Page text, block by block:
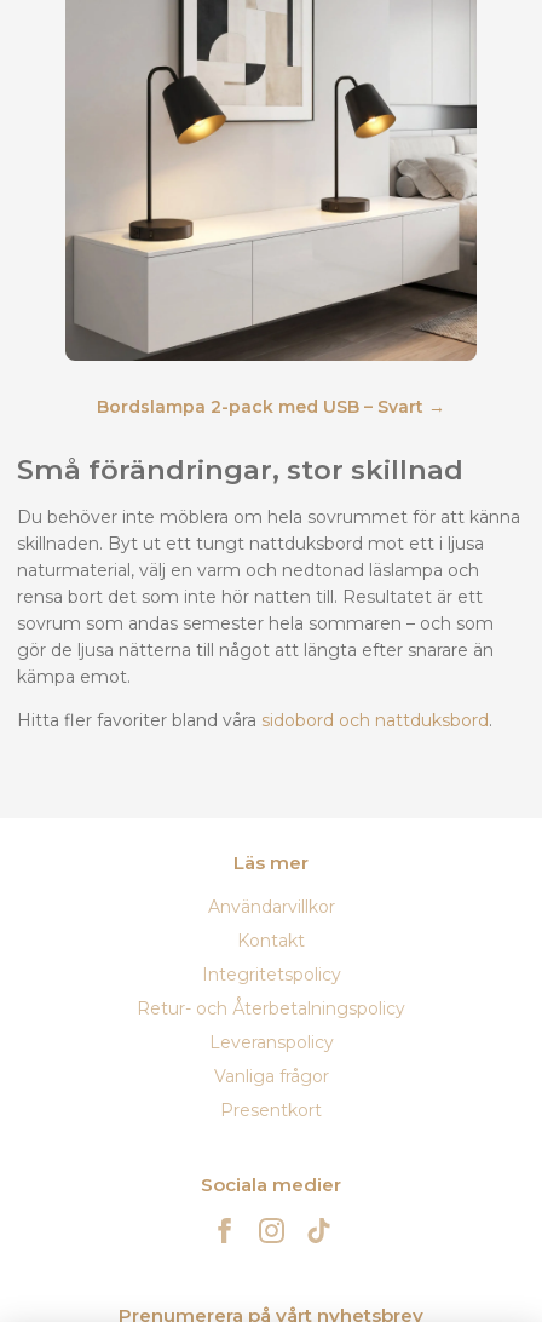
Bordslampa 2-pack med USB – Svart →
Små förändringar, stor skillnad
Du behöver inte möblera om hela sovrummet för att känna
skillnaden. Byt ut ett tungt nattduksbord mot ett i ljusa
naturmaterial, välj en varm och nedtonad läslampa och
rensa bort det som inte hör natten till. Resultatet är ett
sovrum som andas semester hela sommaren – och som
gör de ljusa nätterna till något att längta efter snarare än
kämpa emot.
Hitta fler favoriter bland våra sidobord och nattduksbord.
Läs mer
Användarvillkor
Kontakt
Integritetspolicy
Retur- och Återbetalningspolicy
Leveranspolicy
Vanliga frågor
Presentkort
Sociala medier
Prenumerera på vårt nyhetsbrev